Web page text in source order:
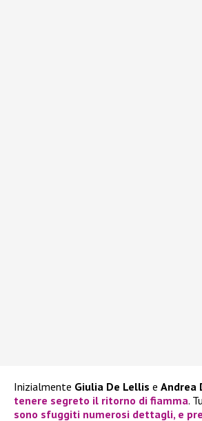
Inizialmente Giulia De Lellis e Andrea
tenere segreto il ritorno di fiamma.
sono sfuggiti numerosi dettagli, e